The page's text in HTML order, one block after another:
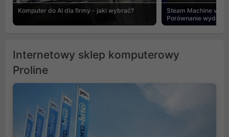
Komputer do AI dla firmy - jaki wybrać?
Steam Machine vs
Porównanie
Internetowy sklep komputerowy
Proline